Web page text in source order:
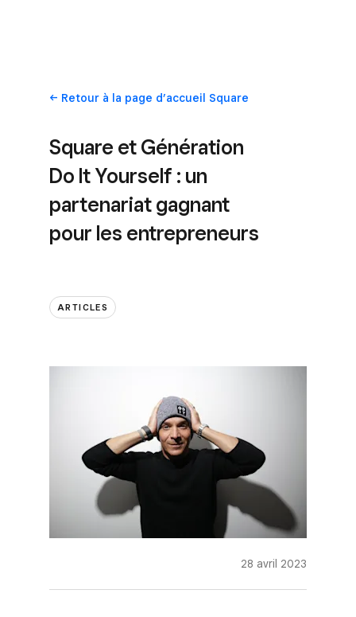
Retourà la page d’accueil Square
Square et Génération
Do It Yourself : un
partenariat gagnant
pour les entrepreneurs
ARTICLES
28 avril 2023